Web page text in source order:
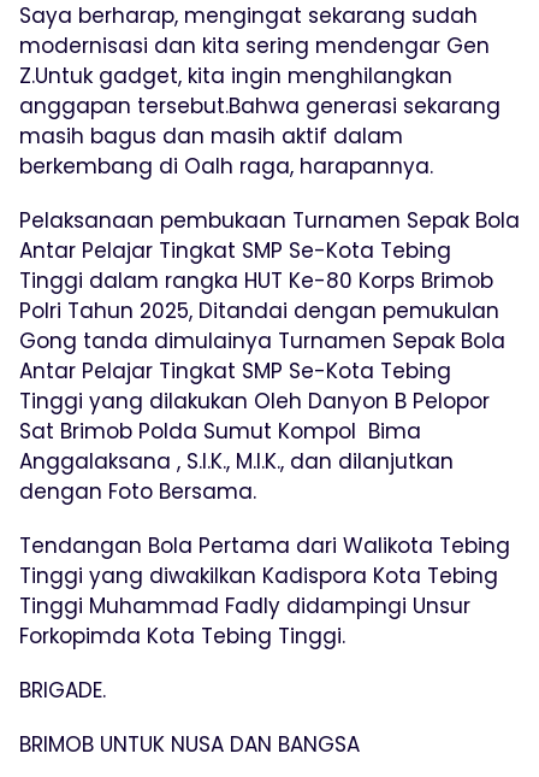
Saya berharap, mengingat sekarang sudah
modernisasi dan kita sering mendengar Gen
Z.Untuk gadget, kita ingin menghilangkan
anggapan tersebut.Bahwa generasi sekarang
masih bagus dan masih aktif dalam
berkembang di Oalh raga, harapannya.
Pelaksanaan pembukaan Turnamen Sepak Bola
Antar Pelajar Tingkat SMP Se-Kota Tebing
Tinggi dalam rangka HUT Ke-80 Korps Brimob
Polri Tahun 2025, Ditandai dengan pemukulan
Gong tanda dimulainya Turnamen Sepak Bola
Antar Pelajar Tingkat SMP Se-Kota Tebing
Tinggi yang dilakukan Oleh Danyon B Pelopor
Sat Brimob Polda Sumut Kompol Bima
Anggalaksana , S.I.K., M.I.K., dan dilanjutkan
dengan Foto Bersama.
Tendangan Bola Pertama dari Walikota Tebing
Tinggi yang diwakilkan Kadispora Kota Tebing
Tinggi Muhammad Fadly didampingi Unsur
Forkopimda Kota Tebing Tinggi.
BRIGADE.
BRIMOB UNTUK NUSA DAN BANGSA